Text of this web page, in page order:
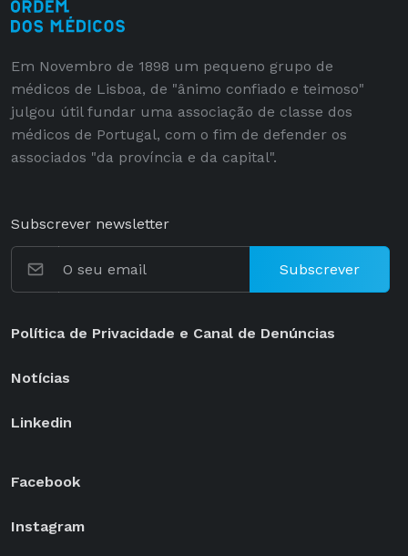
Em Novembro de 1898 um pequeno grupo de
médicos de Lisboa, de "ânimo confiado e teimoso"
julgou útil fundar uma associação de classe dos
médicos de Portugal, com o fim de defender os
associados "da província e da capital".
Subscrever newsletter
Subscrever
Política de Privacidade e Canal de Denúncias
Notícias
Linkedin
Facebook
Instagram